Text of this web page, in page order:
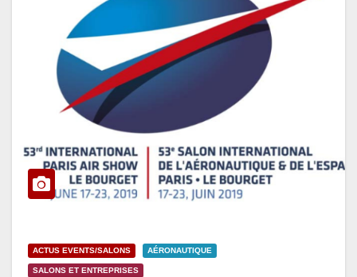
ACTUS EVENTS/SALONS AÉRONAUTIQUE
SALONS ET ENTREPRISES